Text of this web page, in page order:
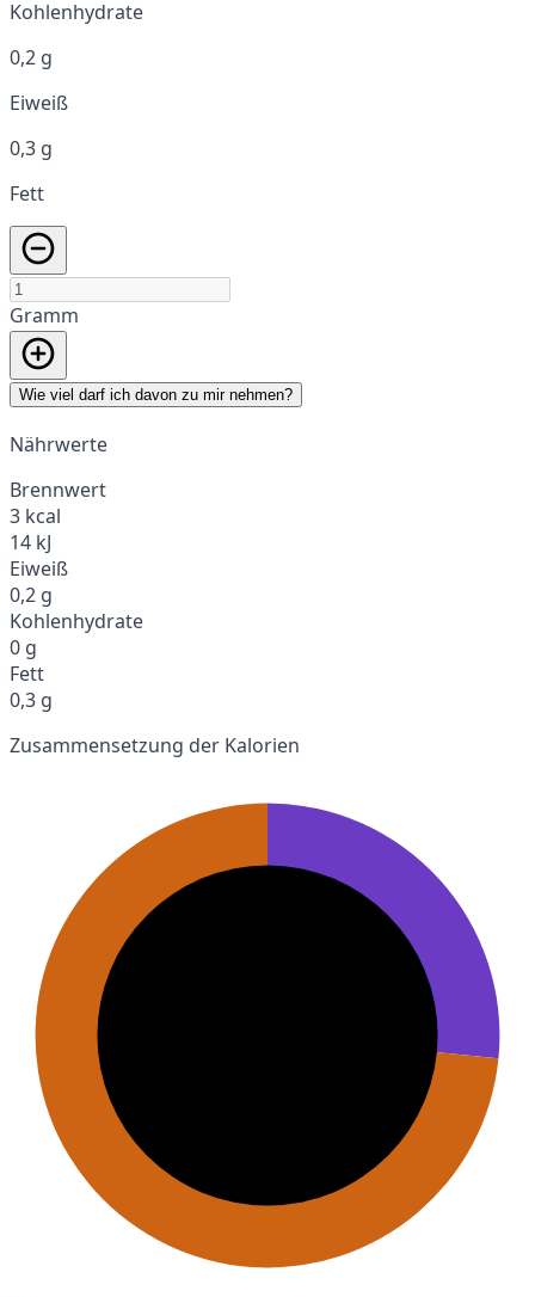
Kohlenhydrate
0,2 g
Eiweiß
0,3 g
Fett
Gramm
Wie viel darf ich davon zu mir nehmen?
Nährwerte
Brennwert
3 kcal
14 kJ
Eiweiß
0,2 g
Kohlenhydrate
0 g
Fett
0,3 g
Zusammensetzung der Kalorien